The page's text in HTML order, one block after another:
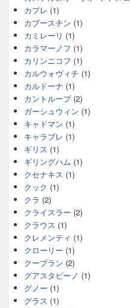
カプレ (1)
カプースチン (1)
カミレーリ (1)
カラマーノフ (1)
カリンニコフ (1)
カルウォヴィチ (1)
カルドーナ (1)
カントルーブ (2)
ガーシュウィン (1)
キャドマン (1)
キャラブレ (1)
ギリス (1)
ギリングハム (1)
クセナキス (1)
クック (1)
クラ (2)
クライスラー (2)
クラウス (1)
クレメンティ (1)
クローリー (1)
クープラン (2)
グアスタビーノ (1)
グノー (1)
グラス (1)